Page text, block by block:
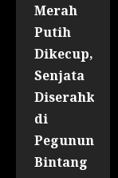
Merah
Putih
Dikecup,
Senjata
Diserahkan
di
Bintang